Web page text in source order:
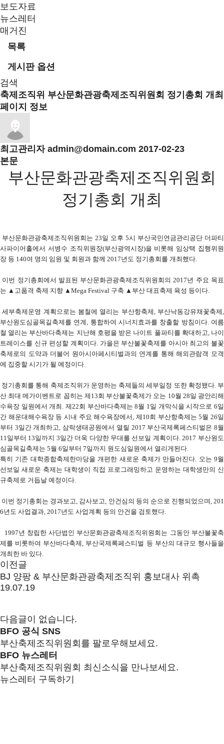
보도자료
뉴스레터
매거진
목록
게시판 옵션
검색
축제조직위 부산문화관광축제조직위원회 정기총회 개최
페이지 정보
최고관리자 admin@domain.com 2017-02-23
본문
부산문화관광축제조직위원회
정기총회 개최
부산문화관광축제조직위원회는 23일 오후 5시 부산국민연금관리공단 더파티
사파이어홀에서 서병수 조직위원장(부산광역시장)을 비롯해 임상택 집행위원
장 등 140여 명의 임원 및 회원과 함께 2017년도 정기총회를 개최했다.
이번 정기총회에서 발표된 부산문화관광축제조직위원회의 2017년 주요 목표
는 ▲고품격 축제 지향 ▲ Mega Festival 구축 ▲부산 대표축제 육성 등이다.
세부축제운영 계획으로는 봄철에 열리는 부산항축제, 부산낙동강유채꽃축제,
부산원도심골목길축제를 연계, 통합하여 시너지효과를 창출할 방침이다. 여름
철 열리는 부산바다축제는 지난해 호평을 받은 나이트 풀파티를 확대하고, 나이
트레이스를 신규 편성할 계획이다. 가을은 부산불꽃축제를 아시아 최고의 불꽃
축제로의 도약과 더불어 원아시아페시티벌과의 연계를 통해 해외관람객 모객
에 집중할 시기가 될 예정이다.
정기총회를 통해 축제조직위가 운영하는 축제들의 세부일정 또한 확정됐다. 부
산 최대 메가이벤트로 꼽히는 제 13회 부산불꽃축제가 오는 10월 28일 광안리해
수욕장 일원에서 개최 .제22회 부산바다축제는 8월 1일 개막식을 시작으로 6일
간 해운대해수욕장 등 시내 주요 해수욕장에서,제 10회 부산항축제는 5월 26일
부터 3일간 개최하고,삼락생태공원에서 열릴 2017 부산국제록페스티벌은 8월
11일부터 13일까지 3일간 더욱 다양한 무대를 선보일 계획이다. 2017 부산원도
심골목길축제는 5월 6일부터 7일까지 원도심일원에서 열리게된다.
특히 기존 대학종합축제한마당을 개편한 새로운 축제가 만들어진다. 오는 9월
선보일 새로운 축제는 대학생이 직접 프로그래밍하고 운영하는 대학생만의 신
규축제로 거듭날 예정이다.
이번 정기총회는 경과보고, 감사보고, 안건심의 등의 순으로 진행되었으며, 201
6년도 사업결과, 2017년도 사업계획 등의 안건을 검토했다.
1997년 창립한 사단법인 부산문화관광축제조직위원회는 그동안 부산불꽃축
제를 비롯하여 부산바다축제, 부산국제록페스티벌 등 부산의 대규모 행사들을
개최한 바 있다.
이전글
BJ 양팡 & 부산문화관광축제조직위 홍보대사 위촉
19.07.19
다음글이 없습니다.
BFO 공식 SNS
부산축제조직위원회를 팔로우해보세요.
BFO 뉴스레터
부산축제조직위원회 최신소식을 만나보세요.
뉴스레터 구독하기